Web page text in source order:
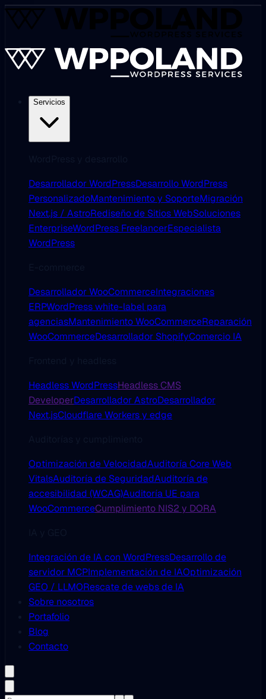
Servicios
Desarrollador WordPressDesarrollo WordPress
PersonalizadoMantenimiento y SoporteMigración
Next.js / AstroRediseño de Sitios WebSoluciones
EnterpriseWordPress FreelancerEspecialista
WordPress
Desarrollador WooCommerceIntegraciones
ERPWordPress white-label para
agenciasMantenimiento WooCommerceReparación
WooCommerceDesarrollador ShopifyComercio IA
Headless WordPressHeadless CMS
DeveloperDesarrollador AstroDesarrollador
Next.jsCloudflare Workers y edge
Optimización de VelocidadAuditoría Core Web
VitalsAuditoría de SeguridadAuditoría de
accesibilidad (WCAG)Auditoría UE para
WooCommerceCumplimiento NIS2 y DORA
Integración de IA con WordPressDesarrollo de
servidor MCPImplementación de IAOptimización
GEO / LLMORescate de webs de IA
Sobre nosotros
Portafolio
Blog
Contacto